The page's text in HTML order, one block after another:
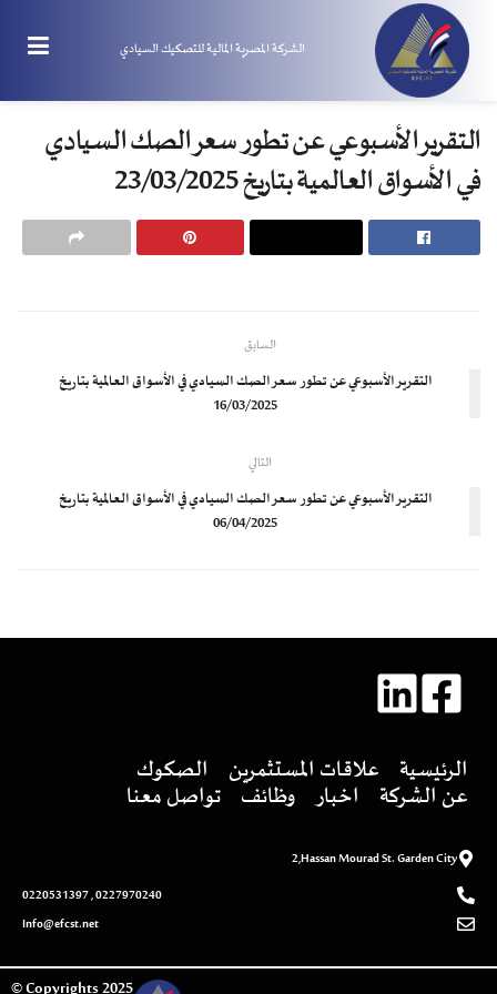
الشركة المصرية المالية للتصكيك السيادي
التقرير الأسبوعي عن تطور سعر الصك السيادي
في الأسواق العالمية بتاريخ 23/03/2025
السابق
التقرير الأسبوعي عن تطور سعر الصك السيادي في الأسواق العالمية بتاريخ
16/03/2025
التالي
التقرير الأسبوعي عن تطور سعر الصك السيادي في الأسواق العالمية بتاريخ
06/04/2025
الرئيسية علاقات المستثمرين الصكوك
عن الشركة اخبار وظائف تواصل معنا
2,Hassan Mourad St. Garden City
0227970240 , 0220531397
Info@efcst.net